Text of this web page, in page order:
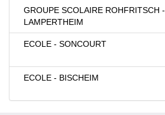
GROUPE SCOLAIRE ROHFRITSCH -
LAMPERTHEIM
ECOLE - SONCOURT
ECOLE - BISCHEIM